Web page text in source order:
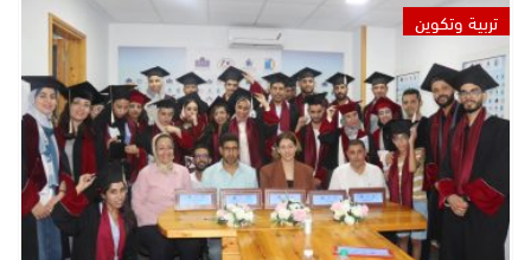
تربية وتكوين